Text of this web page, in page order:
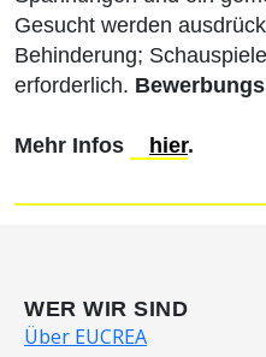
Gesucht werden
Behinderung;
erforderlich.
Mehr Infos hier.
WER WIR SIND
Über EUCREA